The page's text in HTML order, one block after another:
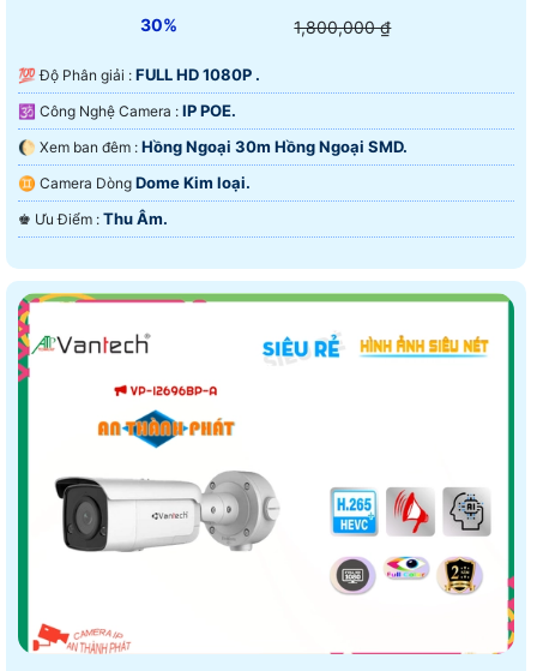
30% 1,800,000 ₫
💯 Độ Phân giải : FULL HD 1080P .
🕉️ Công Nghệ Camera : IP POE.
🌔 Xem ban đêm : Hồng Ngoại 30m Hồng Ngoại SMD.
♊ Camera Dòng Dome Kim loại.
️♚ Ưu Điểm : Thu Âm.